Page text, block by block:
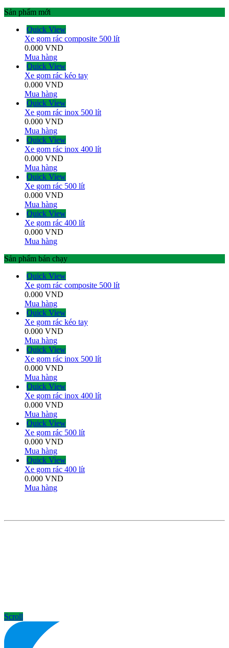
Sản phẩm mới
Quick View
Xe gom rác composite 500 lít
0.000 VND
Mua hàng
Quick View
Xe gom rác kéo tay
0.000 VND
Mua hàng
Quick View
Xe gom rác inox 500 lít
0.000 VND
Mua hàng
Quick View
Xe gom rác inox 400 lít
0.000 VND
Mua hàng
Quick View
Xe gom rác 500 lít
0.000 VND
Mua hàng
Quick View
Xe gom rác 400 lít
0.000 VND
Mua hàng
Sản phẩm bán chạy
Quick View
Xe gom rác composite 500 lít
0.000 VND
Mua hàng
Quick View
Xe gom rác kéo tay
0.000 VND
Mua hàng
Quick View
Xe gom rác inox 500 lít
0.000 VND
Mua hàng
Quick View
Xe gom rác inox 400 lít
0.000 VND
Mua hàng
Quick View
Xe gom rác 500 lít
0.000 VND
Mua hàng
Quick View
Xe gom rác 400 lít
0.000 VND
Mua hàng
Scroll